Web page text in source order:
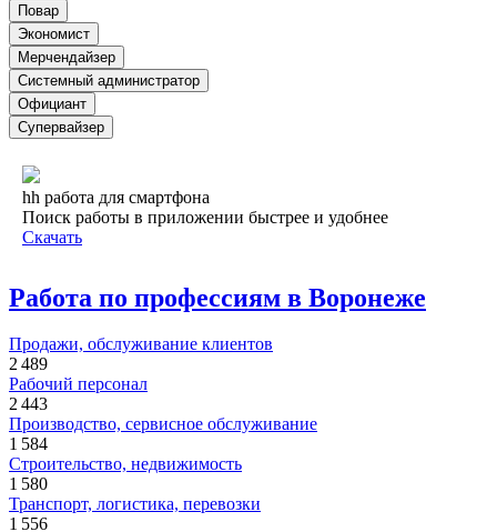
Повар
Экономист
Мерчендайзер
Системный администратор
Официант
Супервайзер
hh работа для смартфона
Поиск работы в приложении быстрее и удобнее
Скачать
Работа по профессиям в Воронеже
Продажи, обслуживание клиентов
2 489
Рабочий персонал
2 443
Производство, сервисное обслуживание
1 584
Строительство, недвижимость
1 580
Транспорт, логистика, перевозки
1 556